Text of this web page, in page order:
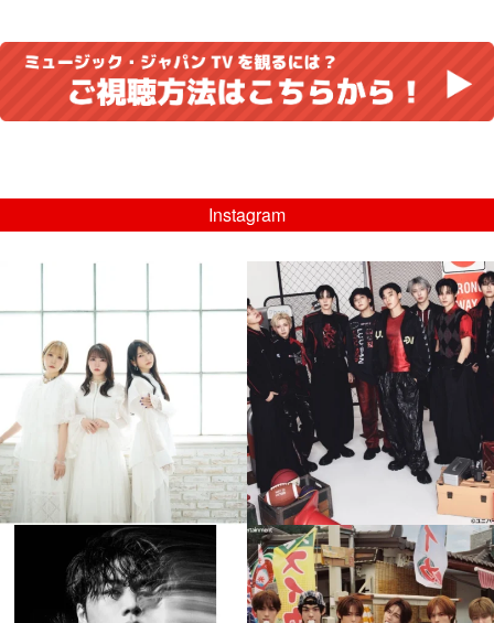
Instagram
💡8/5(水)特番放送！
...
8月 4
4 0
musicjapantv
💡08/05(水)23:00特番放送！
...
8月 4
4 0
musicjapantv
💡8月特番放送決定！
...
8月 4
musicjapantv
💡8月特番放送決定！
...
8月 4